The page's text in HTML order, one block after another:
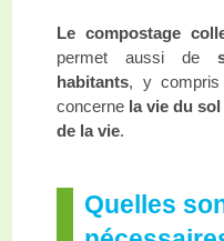
Le compostage
permet aussi de
habitants, y
concerne la vie du
de la vie.
Quelles